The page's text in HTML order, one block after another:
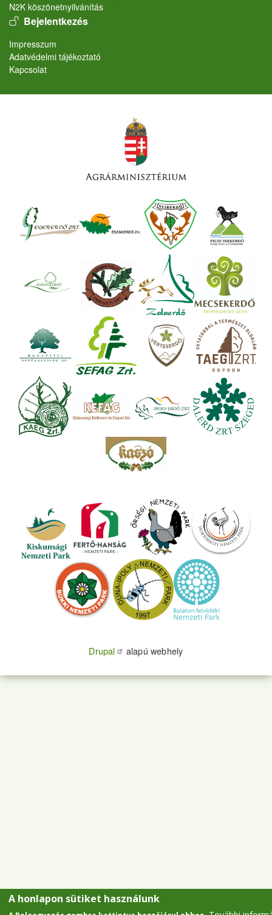
N2K köszönetnyilvánítás
User account menu
Bejelentkezés
Lábléc
Impresszum
Adatvédelmi tájékoztató
Kapcsolat
Drupal alapú webhely
A honlapon sütiket használunk